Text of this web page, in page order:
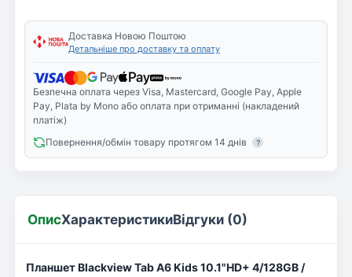
Доставка Новою Поштою
Детальніше про доставку та оплату
Безпечна оплата через Visa, Mastercard, Google Pay, Apple
Pay, Plata by Mono або оплата при отриманні (накладений
платіж)
Повернення/обмін товару протягом 14 днів
?
ОписХарактеристикиВідгуки (0)
Планшет Blackview Tab A6 Kids 10.1"HD+ 4/128GB /